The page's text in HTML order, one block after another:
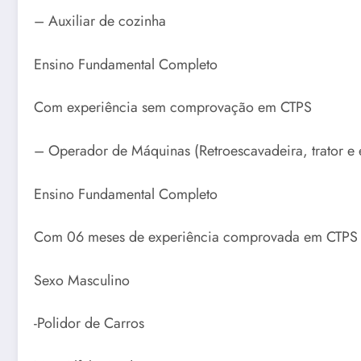
– Auxiliar de cozinha
Ensino Fundamental Completo
Com experiência sem comprovação em CTPS
– Operador de Máquinas (Retroescavadeira, trator e
Ensino Fundamental Completo
Com 06 meses de experiência comprovada em CTPS
Sexo Masculino
-Polidor de Carros